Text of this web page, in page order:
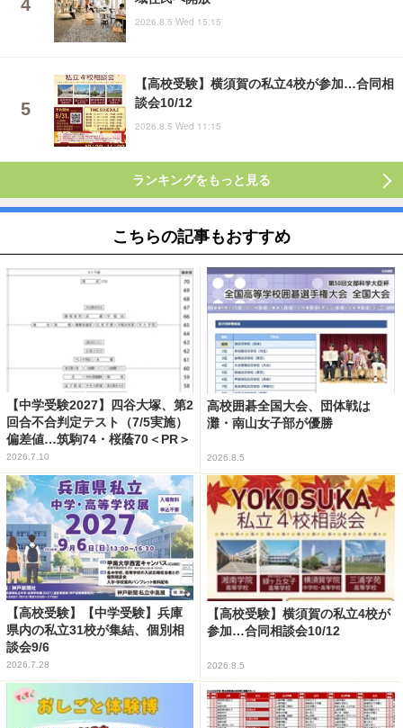
2026.8.5 Wed 15:15
【高校受験】横須賀の私立4校が参加…合同相
談会10/12
2026.8.5 Wed 11:15
ランキングをもっと見る
こちらの記事もおすすめ
【中学受験2027】四谷大塚、第2
回合不合判定テスト（7/5実施）
偏差値…筑駒74・桜蔭70＜PR＞
2026.7.10
高校囲碁全国大会、団体戦は
灘・南山女子部が優勝
2026.8.5
【高校受験】【中学受験】兵庫
県内の私立31校が集結、個別相
談会9/6
2026.7.28
【高校受験】横須賀の私立4校が
参加…合同相談会10/12
2026.8.5